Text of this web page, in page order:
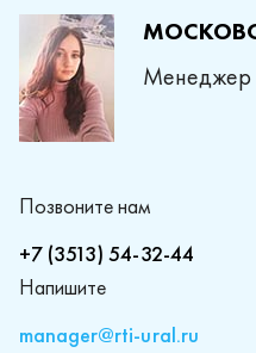
Менеджер
Позвоните нам
+7 (3513) 54-32-44
Напишите
manager@rti-ural.ru